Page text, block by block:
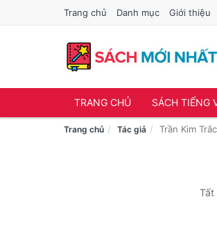
Trang chủ Danh mục Giới thiệu
TRANG CHỦ SÁCH TIẾNG
Trang chủ Tác giả Trần Kim Trắc
Tất